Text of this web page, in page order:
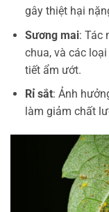
gây thiệt hại
Sương mai: Tác
chua, và các
tiết ẩm ướt.
Rỉ sắt: Ảnh
làm giảm chất